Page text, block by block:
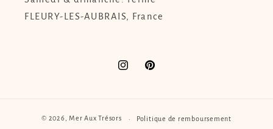
FLEURY-LES-AUBRAIS, France
InstagramPinterest
© 2026,Mer Aux Trésors Politique de remboursement